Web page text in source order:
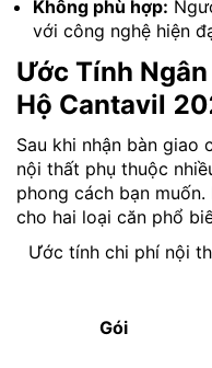
Không phù hợp:
với công nghệ hiện
Ước Tính
Hộ Cantavil
Sau khi nhận bàn giao
nội thất phụ thuộc
phong cách bạn
cho hai loại căn phổ
Ước tính chi phí nội
Gói